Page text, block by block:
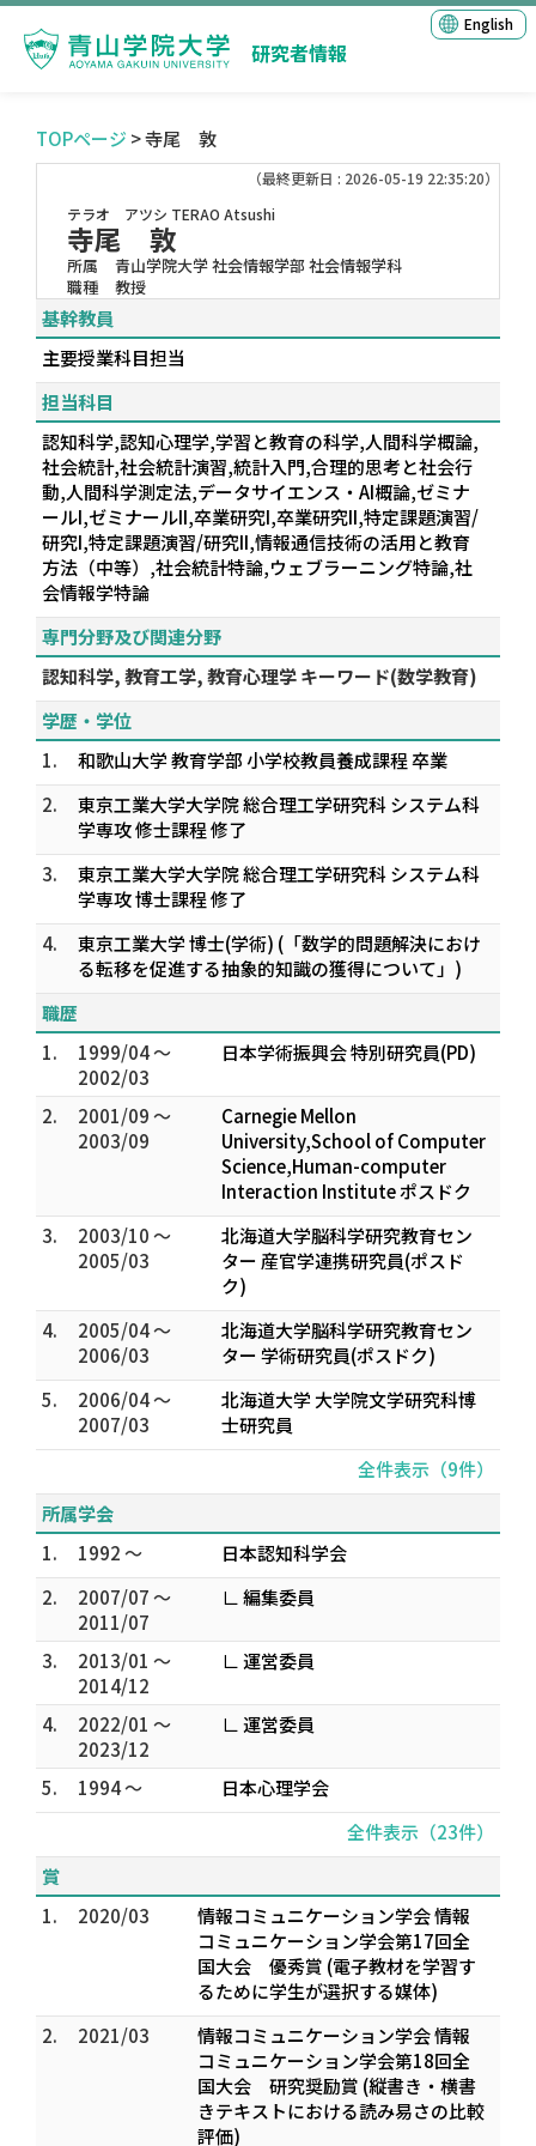
研究者情報
English
TOPページ > 寺尾 敦
（最終更新日 : 2026-05-19 22:35:20）
テラオ アツシ TERAO Atsushi
寺尾 敦
所属
青山学院大学 社会情報学部 社会情報学科
職種
教授
基幹教員
主要授業科目担当
担当科目
認知科学,認知心理学,学習と教育の科学,人間科学概論,
社会統計,社会統計演習,統計入門,合理的思考と社会行
動,人間科学測定法,データサイエンス・AI概論,ゼミナ
ールI,ゼミナールII,卒業研究I,卒業研究II,特定課題演習/
研究I,特定課題演習/研究II,情報通信技術の活用と教育
方法（中等）,社会統計特論,ウェブラーニング特論,社
会情報学特論
専門分野及び関連分野
認知科学, 教育工学, 教育心理学 キーワード(数学教育)
学歴・学位
1.
和歌山大学 教育学部 小学校教員養成課程 卒業
2.
東京工業大学大学院 総合理工学研究科 システム科
学専攻 修士課程 修了
3.
東京工業大学大学院 総合理工学研究科 システム科
学専攻 博士課程 修了
4.
東京工業大学 博士(学術) (「数学的問題解決におけ
る転移を促進する抽象的知識の獲得について」)
職歴
1.
1999/04 ～
2002/03
日本学術振興会 特別研究員(PD)
2.
2001/09 ～
2003/09
Carnegie Mellon
University,School of Computer
Science,Human-computer
Interaction Institute ポスドク
3.
2003/10 ～
2005/03
北海道大学脳科学研究教育セン
ター 産官学連携研究員(ポスド
ク)
4.
2005/04 ～
2006/03
北海道大学脳科学研究教育セン
ター 学術研究員(ポスドク)
5.
2006/04 ～
2007/03
北海道大学 大学院文学研究科博
士研究員
全件表示（9件）
所属学会
1.
1992 ～
日本認知科学会
2.
2007/07 ～
2011/07
∟ 編集委員
3.
2013/01 ～
2014/12
∟ 運営委員
4.
2022/01 ～
2023/12
∟ 運営委員
5. 1994 ～
日本心理学会
全件表示（23件）
賞
1.
2020/03
情報コミュニケーション学会 情報
コミュニケーション学会第17回全
国大会 優秀賞 (電子教材を学習す
るために学生が選択する媒体)
2.
2021/03
情報コミュニケーション学会 情報
コミュニケーション学会第18回全
国大会 研究奨励賞 (縦書き・横書
きテキストにおける読み易さの比較
評価)